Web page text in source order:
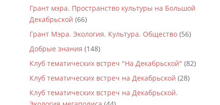
Грант мэра. Пространство культуры на Большой
Декабрьской (66)
Грант Мэра. Экология. Культура. Общество(56)
Добрые знания (148)
Клуб тематических встреч "На Декабрьской" (82)
Клуб тематических встреч на Декабрьской (28)
Клуб тематических встреч на Декабрьской.